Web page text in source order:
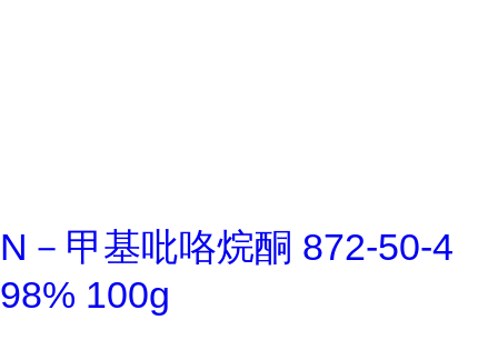
N－甲基吡咯烷酮 872-50-4
98% 100g